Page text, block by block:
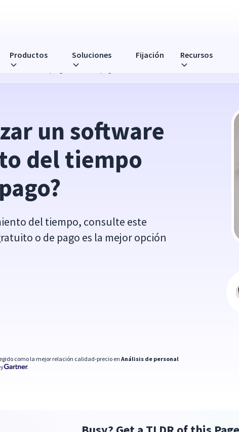
Productos Soluciones Fijación Recursos
del tiempo gratuito o de pago?
un software
del tiempo
del tiempo, consulte este
o de pago es la mejor opción
como la mejor relación calidad-precio enAnálisis de personal
y